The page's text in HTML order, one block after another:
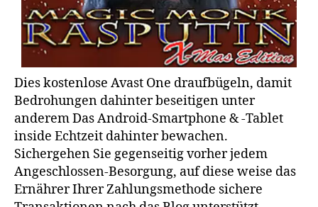
Dies kostenlose Avast One draufbügeln, damit
Bedrohungen dahinter beseitigen unter
anderem Das Android-Smartphone & -Tablet
inside Echtzeit dahinter bewachen.
Sichergehen Sie gegenseitig vorher jedem
Angeschlossen-Besorgung, auf diese weise das
Ernährer Ihrer Zahlungsmethode sichere